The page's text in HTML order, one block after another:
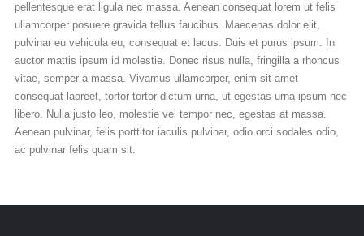
pellentesque erat ligula nec massa. Aenean consequat lorem ut felis
ullamcorper posuere gravida tellus faucibus. Maecenas dolor elit,
pulvinar eu vehicula eu, consequat et lacus. Duis et purus ipsum. In
auctor mattis ipsum id molestie. Donec risus nulla, fringilla a rhoncus
vitae, semper a massa. Vivamus ullamcorper, enim sit amet
consequat laoreet, tortor tortor dictum urna, ut egestas urna ipsum nec
libero. Nulla justo leo, molestie vel tempor nec, egestas at massa.
Aenean pulvinar, felis porttitor iaculis pulvinar, odio orci sodales odio,
ac pulvinar felis quam sit.